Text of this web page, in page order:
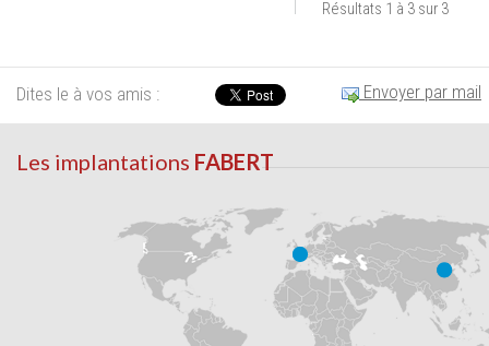
Résultats 1 à 3 sur 3
Dites le à vos amis : Envoyer par mail
Les implantations FABERT